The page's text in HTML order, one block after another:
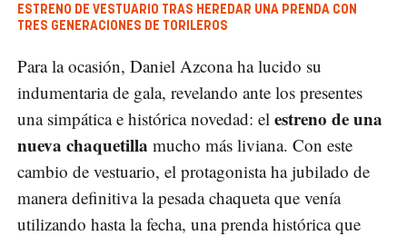
ESTRENO DE VESTUARIO TRAS HEREDAR UNA PRENDA CON
TRES GENERACIONES DE TORILEROS
Para la ocasión, Daniel Azcona ha lucido su
indumentaria de gala, revelando ante los presentes
una simpática e histórica novedad: el estreno de una
nueva chaquetilla mucho más liviana. Con este
cambio de vestuario, el protagonista ha jubilado de
manera definitiva la pesada chaqueta que venía
utilizando hasta la fecha, una prenda histórica que